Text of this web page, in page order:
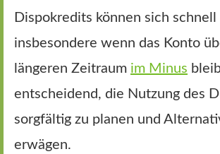
Dispokredits können sich schnell
insbesondere wenn das Konto
längeren Zeitraum im Minus
entscheidend, die Nutzung des
sorgfältig zu planen und
erwägen.